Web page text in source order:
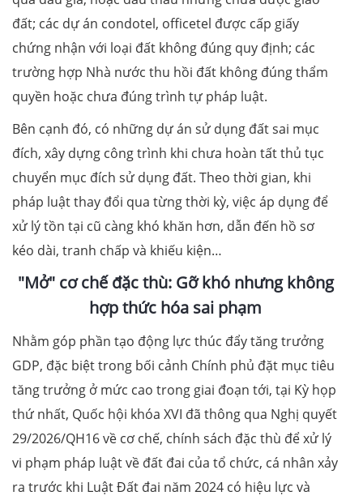
đất; các dự án condotel, officetel được cấp giấy
chứng nhận với loại đất không đúng quy định; các
trường hợp Nhà nước thu hồi đất không đúng thẩm
quyền hoặc chưa đúng trình tự pháp luật.
Bên cạnh đó, có những dự án sử dụng đất sai mục
đích, xây dựng công trình khi chưa hoàn tất thủ tục
chuyển mục đích sử dụng đất. Theo thời gian, khi
pháp luật thay đổi qua từng thời kỳ, việc áp dụng để
xử lý tồn tại cũ càng khó khăn hơn, dẫn đến hồ sơ
kéo dài, tranh chấp và khiếu kiện…
"Mở" cơ chế đặc thù: Gỡ khó nhưng không
hợp thức hóa sai phạm
Nhằm góp phần tạo động lực thúc đẩy tăng trưởng
GDP, đặc biệt trong bối cảnh Chính phủ đặt mục tiêu
tăng trưởng ở mức cao trong giai đoạn tới, tại Kỳ họp
thứ nhất, Quốc hội khóa XVI đã thông qua Nghị quyết
29/2026/QH16 về cơ chế, chính sách đặc thù để xử lý
vi phạm pháp luật về đất đai của tổ chức, cá nhân xảy
ra trước khi Luật Đất đai năm 2024 có hiệu lực và